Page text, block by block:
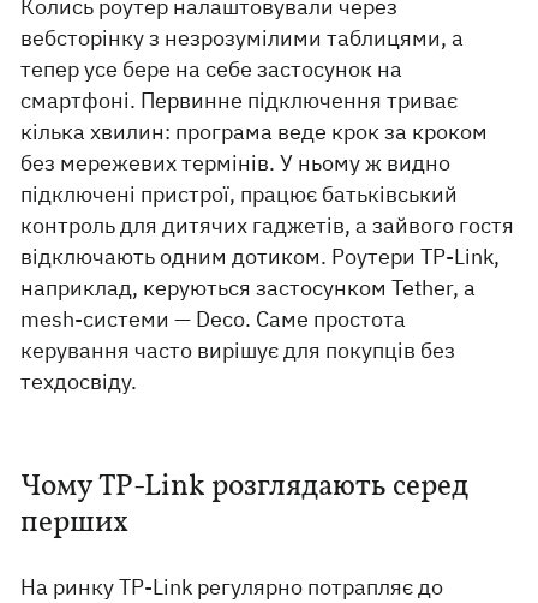
Колись роутер налаштовували через
вебсторінку з незрозумілими таблицями, а
тепер усе бере на себе застосунок на
смартфоні. Первинне підключення триває
кілька хвилин: програма веде крок за кроком
без мережевих термінів. У ньому ж видно
підключені пристрої, працює батьківський
контроль для дитячих гаджетів, а зайвого гостя
відключають одним дотиком. Роутери TP-Link,
наприклад, керуються застосунком Tether, а
mesh-системи — Deco. Саме простота
керування часто вирішує для покупців без
техдосвіду.
Чому TP-Link розглядають серед
перших
На ринку TP-Link регулярно потрапляє до